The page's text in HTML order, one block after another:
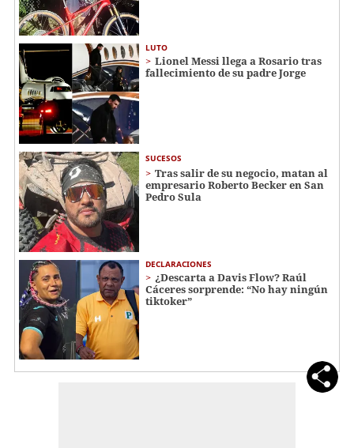
LUTO
Lionel Messi llega a Rosario tras
fallecimiento de su padre Jorge
SUCESOS
Tras salir de su negocio, matan al
empresario Roberto Becker en San
Pedro Sula
DECLARACIONES
¿Descarta a Davis Flow? Raúl
Cáceres sorprende: “No hay ningún
tiktoker”